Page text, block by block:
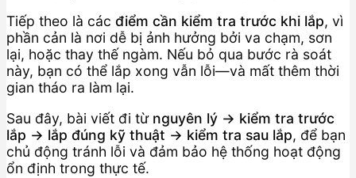
Tiếp theo là các điểm cần kiểm tra trước khi lắp, vì
phần cản là nơi dễ bị ảnh hưởng bởi va chạm, sơn
lại, hoặc thay thế ngàm. Nếu bỏ qua bước rà soát
này, bạn có thể lắp xong vẫn lỗi—và mất thêm thời
gian tháo ra làm lại.
Sau đây, bài viết đi từ nguyên lý → kiểm tra trước
lắp → lắp đúng kỹ thuật → kiểm tra sau lắp, để bạn
chủ động tránh lỗi và đảm bảo hệ thống hoạt động
ổn định trong thực tế.